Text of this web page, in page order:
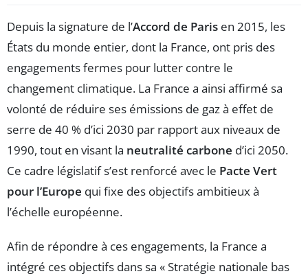
Depuis la signature de l’Accord de Paris en 2015, les
États du monde entier, dont la France, ont pris des
engagements fermes pour lutter contre le
changement climatique. La France a ainsi affirmé sa
volonté de réduire ses émissions de gaz à effet de
serre de 40 % d’ici 2030 par rapport aux niveaux de
1990, tout en visant la neutralité carbone d’ici 2050.
Ce cadre législatif s’est renforcé avec le Pacte Vert
pour l’Europe qui fixe des objectifs ambitieux à
l’échelle européenne.
Afin de répondre à ces engagements, la France a
intégré ces objectifs dans sa « Stratégie nationale bas